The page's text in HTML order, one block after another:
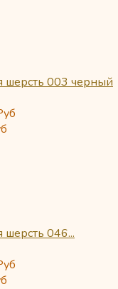
шерсть 003 черный
шерсть 046...